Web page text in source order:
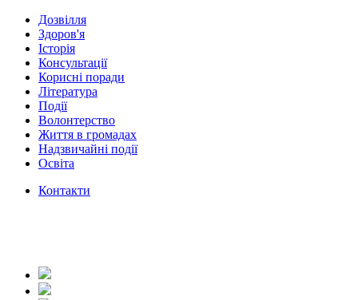
Дозвілля
Здоров'я
Історія
Консультації
Корисні поради
Література
Події
Волонтерство
Життя в громадах
Надзвичайні події
Освіта
Контакти